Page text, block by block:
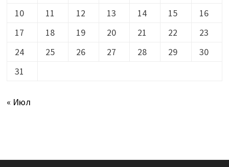
10
11 12 13 14 15
16
17
18 19 20 21 22
23
24
25 26 27 28 29
30
31
« Июл